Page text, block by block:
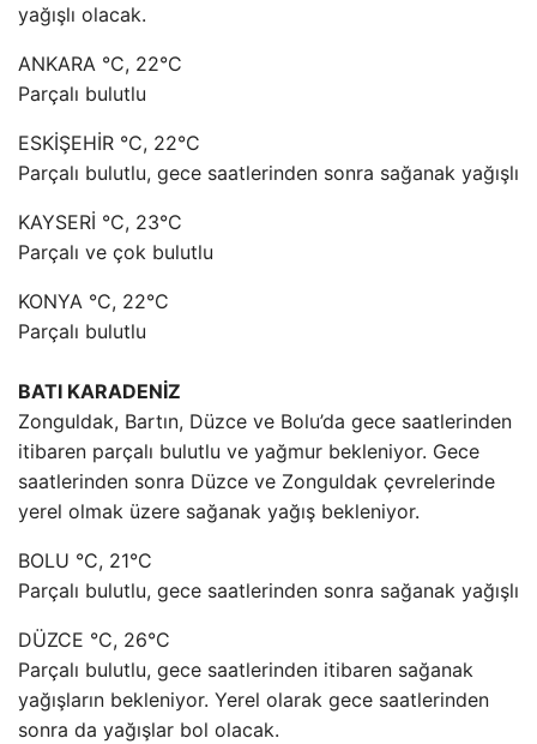
yağışlı olacak.
ANKARA °C, 22°C
Parçalı bulutlu
ESKİŞEHİR °C, 22°C
Parçalı bulutlu, gece saatlerinden sonra sağanak yağışlı
KAYSERİ °C, 23°C
Parçalı ve çok bulutlu
KONYA °C, 22°C
Parçalı bulutlu
BATI KARADENİZ
Zonguldak, Bartın, Düzce ve Bolu’da gece saatlerinden
itibaren parçalı bulutlu ve yağmur bekleniyor. Gece
saatlerinden sonra Düzce ve Zonguldak çevrelerinde
yerel olmak üzere sağanak yağış bekleniyor.
BOLU °C, 21°C
Parçalı bulutlu, gece saatlerinden sonra sağanak yağışlı
DÜZCE °C, 26°C
Parçalı bulutlu, gece saatlerinden itibaren sağanak
yağışların bekleniyor. Yerel olarak gece saatlerinden
sonra da yağışlar bol olacak.